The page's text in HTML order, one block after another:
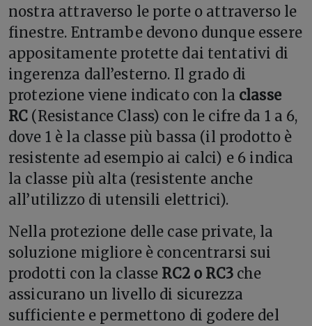
nostra attraverso le porte o attraverso le
finestre. Entrambe devono dunque essere
appositamente protette dai tentativi di
ingerenza dall’esterno. Il grado di
protezione viene indicato con la classe
RC (Resistance Class) con le cifre da 1 a 6,
dove 1 è la classe più bassa (il prodotto è
resistente ad esempio ai calci) e 6 indica
la classe più alta (resistente anche
all’utilizzo di utensili elettrici).
Nella protezione delle case private, la
soluzione migliore è concentrarsi sui
prodotti con la classe RC2 o RC3che
assicurano un livello di sicurezza
sufficiente e permettono di godere del